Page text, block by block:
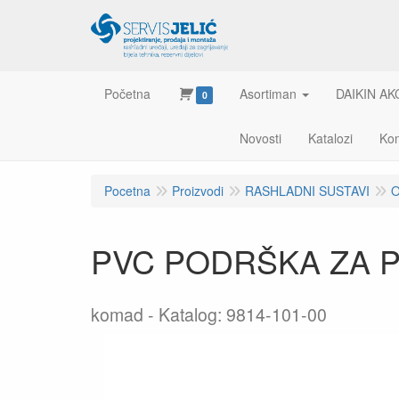
Početna 0 Asortiman DAIKIN
Novosti Katalozi
Pocetna Proizvodi RASHLADNI SUSTAVI
PVC PODRŠKA ZA
komad Katalog: 9814-101-00